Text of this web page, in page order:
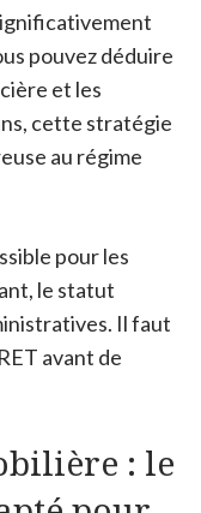
pouvez déduire
et les
cette stratégie
au régime
pour les
le statut
Il faut
avant de
: le